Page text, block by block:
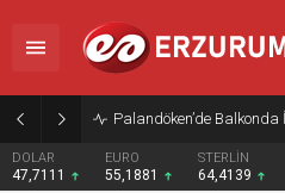
DOLAR
47,7111
EURO
55,1881
STERLİN
64,4139